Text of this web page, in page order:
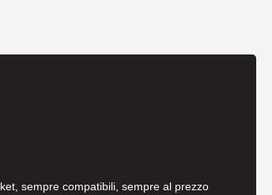
sempre compatibili, sempre al prezzo